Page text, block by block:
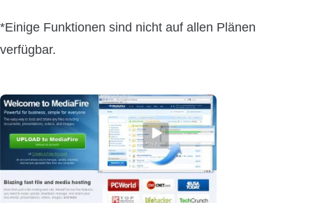
*Einige Funktionen sind nicht auf allen Plänen
verfügbar.